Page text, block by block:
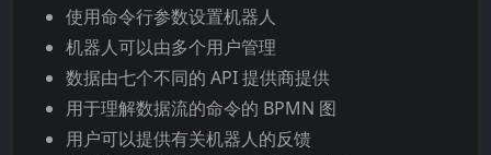
使用命令行参数设置机器人
机器人可以由多个用户管理
数据由七个不同的 API 提供商提供
用于理解数据流的命令的 BPMN 图
用户可以提供有关机器人的反馈